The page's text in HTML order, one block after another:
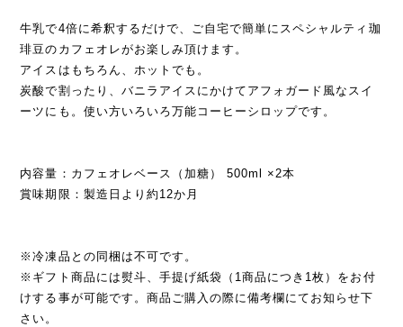
牛乳で4倍に希釈するだけで、ご自宅で簡単にスペシャルティ珈
琲豆のカフェオレがお楽しみ頂けます。
アイスはもちろん、ホットでも。
炭酸で割ったり、バニラアイスにかけてアフォガード風なスイ
ーツにも。使い方いろいろ万能コーヒーシロップです。
内容量：カフェオレベース（加糖） 500ml ×2本
賞味期限：製造日より約12か月
※冷凍品との同梱は不可です。
※ギフト商品には熨斗、手提げ紙袋（1商品につき1枚）をお付
けする事が可能です。商品ご購入の際に備考欄にてお知らせ下
さい。